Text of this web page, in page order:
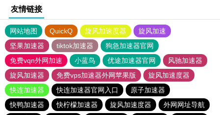
友情链接
网站地图 QuickQ 旋风加速度器
旋风加速
坚果加速器
tiktok加速器
狗急加速器官网
免费vqn外网加速
小蓝鸟 优途加速器官网
风驰加速器
旋风加速器
免费vps加速器外网苹果版
旋风加速度器
快连加速器
快连加速器官网入口
原子加速器
快鸭加速器
快柠檬加速器 旋风加速度器
外网网址导航